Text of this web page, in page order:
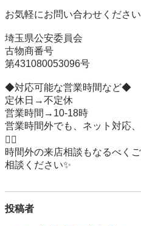
お気軽にお問い合わせくださ
埼玉県公安委員会
古物商番号
第431080053096号
◆対応可能な営業時間など◆
定休日→不定休
営業時間→10-18時
営業時間外でも、ネット対応
🙆‍♂️
時間外の来店相談もなるべく
相談ください✨
投稿者